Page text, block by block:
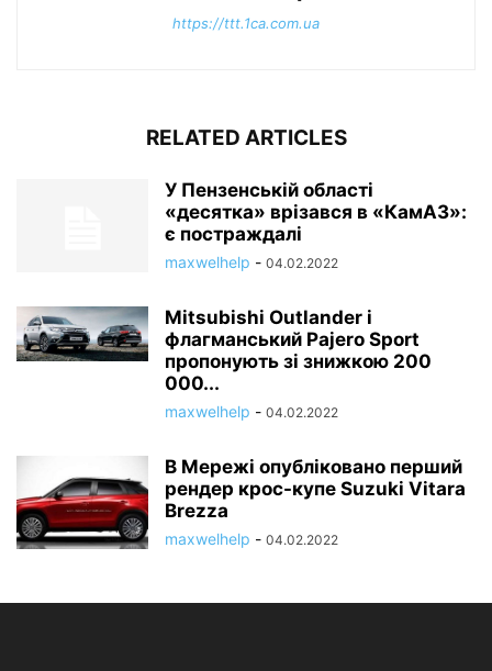
https://ttt.1ca.com.ua
RELATED ARTICLES
У Пензенській області
«десятка» врізався в «КамАЗ»:
є постраждалі
maxwelhelp - 04.02.2022
Mitsubishi Outlander і
флагманський Pajero Sport
пропонують зі знижкою 200
000...
maxwelhelp - 04.02.2022
В Мережі опубліковано перший
рендер крос-купе Suzuki Vitara
Brezza
maxwelhelp - 04.02.2022